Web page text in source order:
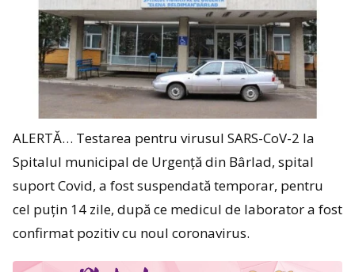
ALERTĂ… Testarea pentru virusul SARS-CoV-2 la
Spitalul municipal de Urgență din Bârlad, spital
suport Covid, a fost suspendată temporar, pentru
cel puțin 14 zile, după ce medicul de laborator a fost
confirmat pozitiv cu noul coronavirus.